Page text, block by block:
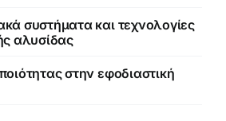
συστήματα και τεχνολογίες
αλυσίδας
στην εφοδιαστική